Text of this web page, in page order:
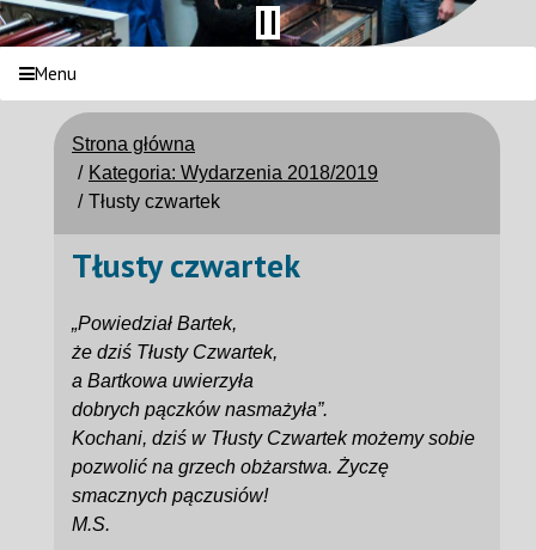
Menu
Strona główna
Kategoria: Wydarzenia 2018/2019
Tłusty czwartek
Tłusty czwartek
„Powiedział Bartek,
że dziś Tłusty Czwartek,
a Bartkowa uwierzyła
dobrych pączków nasmażyła”.
Kochani, dziś w Tłusty Czwartek możemy sobie
pozwolić na grzech obżarstwa. Życzę
smacznych pączusiów!
M.S.